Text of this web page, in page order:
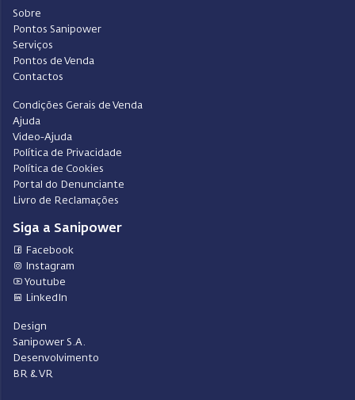
Sobre
Pontos Sanipower
Serviços
Pontos de Venda
Contactos
Condições Gerais de Venda
Ajuda
Video-Ajuda
Política de Privacidade
Política de Cookies
Portal do Denunciante
Livro de Reclamações
Siga a Sanipower
Facebook
Instagram
Youtube
LinkedIn
Design
Sanipower S.A.
Desenvolvimento
BR & VR